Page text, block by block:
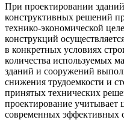
При проектировании
конструктивных решений
технико-экономической
конструкций
в конкретных условиях
количества используемых
зданий и сооружений
снижения трудоемкости и
принятых технических
проектирование учитывает
современных эффективных